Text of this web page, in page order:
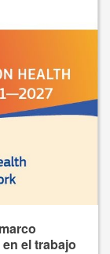
el trabajo